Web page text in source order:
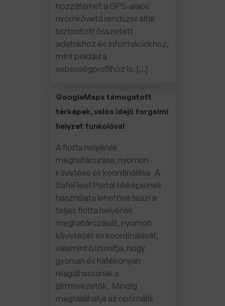
hozzáférhet a GPS-alapú
nyomkövető rendszer által
biztosított összetett
adatokhoz és információkhoz,
mint például a
sebességprofilhoz is. […]
GoogleMaps támogatott
térképek, valós idejű forgalmi
helyzet funkcióval
A flotta helyének
meghatározása, nyomon
követése és koordinálása A
SafeFleet Portal térképeinek
használata lehetővé teszi a
teljes flotta helyének
meghatározását, nyomon
követését és koordinálását,
valamint biztosítja, hogy
gyorsan és hatékonyan
reagálhassanak a
járművezetők. Mindig
megtalálhatja az optimális